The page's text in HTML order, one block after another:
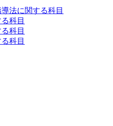
法に関する科目
科目
科目
科目